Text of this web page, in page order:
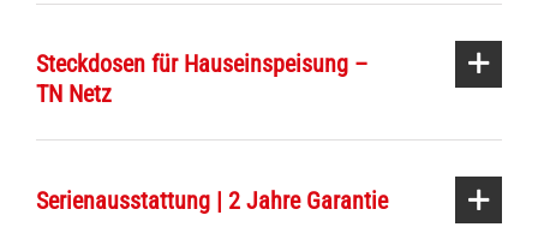
Steckdosen für Hauseinspeisung –
TN Netz
Serienausstattung | 2 Jahre Garantie